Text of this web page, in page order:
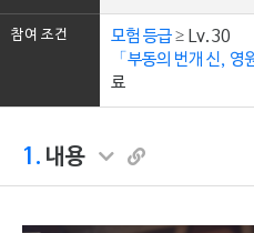
참여 조건 모험 등급≥ Lv.30
「부동의 번개 신, 영
료
1. 내용